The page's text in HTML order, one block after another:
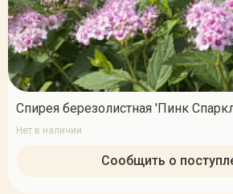
Спирея березолистная 'Пинк
Нет в наличии
Сообщить о